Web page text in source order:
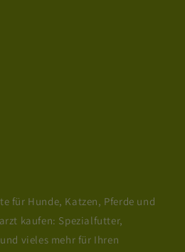
für Hunde, Katzen, Pferde und
kaufen: Spezialfutter,
vieles mehr für Ihren